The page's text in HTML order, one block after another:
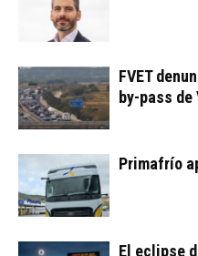
FVET
by-pass
Primafrío
El eclipse